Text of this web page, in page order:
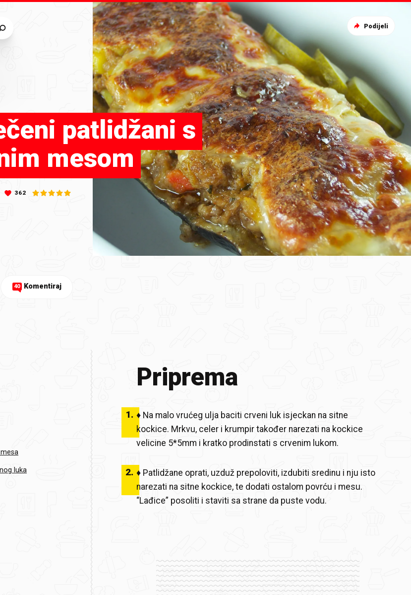
patlidžani s
mesom
362
40 Komentiraj
Podijeli
luka
Priprema
1. ♦ Na malo vrućeg ulja baciti crveni luk isjeckan na sitne
kockice. Mrkvu, celer i krumpir također narezati na kockice
velicine 5*5mm i kratko prodinstati s crvenim lukom.
2. ♦ Patlidžane oprati, uzduž prepoloviti, izdubiti sredinu i nju isto
narezati na sitne kockice, te dodati ostalom povrću i mesu.
“Lađice” posoliti i staviti sa strane da puste vodu.